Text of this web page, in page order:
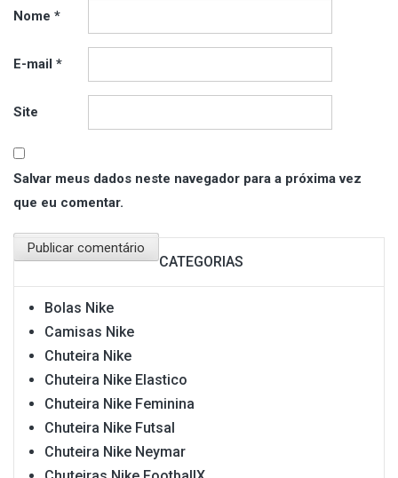
Nome *
E-mail *
Site
Salvar meus dados neste navegador para a próxima vez
que eu comentar.
CATEGORIAS
Bolas Nike
Camisas Nike
Chuteira Nike
Chuteira Nike Elastico
Chuteira Nike Feminina
Chuteira Nike Futsal
Chuteira Nike Neymar